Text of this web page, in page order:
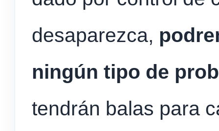
desaparezca,
ningún tipo de
tendrán balas para